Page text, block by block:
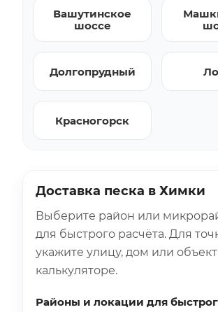
Вашутинское
шоссе
Долгопрудный
Красногорск
Доставка песка в Химки
Выберите район или
для быстрого расчёта. Для
укажите улицу, дом или
калькуляторе.
Районы и локации для